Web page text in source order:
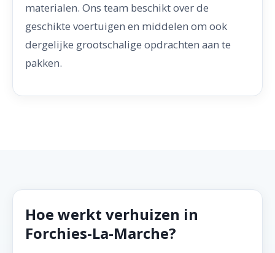
materialen. Ons team beschikt over de
geschikte voertuigen en middelen om ook
dergelijke grootschalige opdrachten aan te
pakken.
Hoe werkt verhuizen in
Forchies-La-Marche?